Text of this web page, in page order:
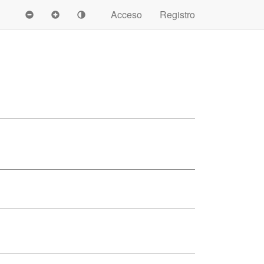
Acceso
Registro